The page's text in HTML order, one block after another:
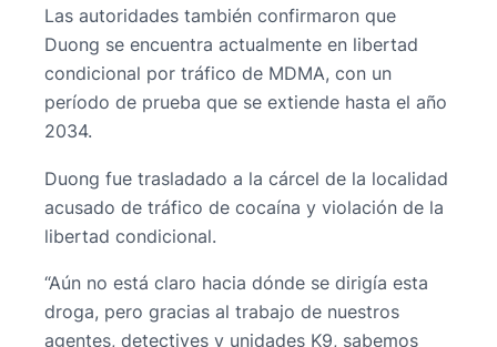
Las autoridades también confirmaron que
Duong se encuentra actualmente en libertad
condicional por tráfico de MDMA, con un
período de prueba que se extiende hasta el año
2034.
Duong fue trasladado a la cárcel de la localidad
acusado de tráfico de cocaína y violación de la
libertad condicional.
“Aún no está claro hacia dónde se dirigía esta
droga, pero gracias al trabajo de nuestros
agentes, detectives y unidades K9, sabemos